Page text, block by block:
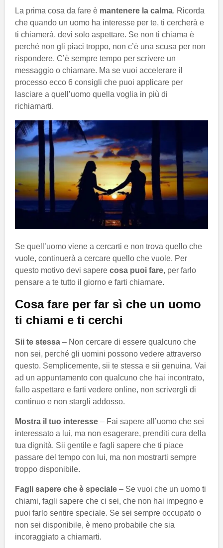
La prima cosa da fare è mantenere la calma. Ricorda
che quando un uomo ha interesse per te, ti cercherà e
ti chiamerà, devi solo aspettare. Se non ti chiama è
perché non gli piaci troppo, non c’è una scusa per non
rispondere. C’è sempre tempo per scrivere un
messaggio o chiamare. Ma se vuoi accelerare il
processo ecco 6 consigli che puoi applicare per
lasciare a quell’uomo quella voglia in più di
richiamarti.
Se quell’uomo viene a cercarti e non trova quello che
vuole, continuerà a cercare quello che vuole. Per
questo motivo devi sapere cosa puoi fare, per farlo
pensare a te tutto il giorno e farti chiamare.
Cosa fare per far sì che un uomo
ti chiami e ti cerchi
Sii te stessa – Non cercare di essere qualcuno che
non sei, perché gli uomini possono vedere attraverso
questo. Semplicemente, sii te stessa e sii genuina. Vai
ad un appuntamento con qualcuno che hai incontrato,
fallo aspettare e farti vedere online, non scrivergli di
continuo e non stargli addosso.
Mostra il tuo interesse – Fai sapere all’uomo che sei
interessato a lui, ma non esagerare, prenditi cura della
tua dignità. Sii gentile e fagli sapere che ti piace
passare del tempo con lui, ma non mostrarti sempre
troppo disponibile.
Fagli sapere che è speciale – Se vuoi che un uomo ti
chiami, fagli sapere che ci sei, che non hai impegno e
puoi farlo sentire speciale. Se sei sempre occupato o
non sei disponibile, è meno probabile che sia
incoraggiato a chiamarti.